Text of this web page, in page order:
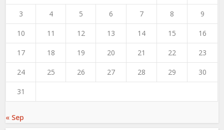
3 4 5 6 7 8 9
10 11 12 13 14 15 16
17 18 19 20 21 22 23
24 25 26 27 28 29 30
31
« Sep